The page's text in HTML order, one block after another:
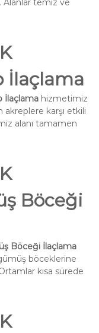
Alanlar temiz ve
İlaçlama
İlaçlamahizmetimiz
akreplere karşı etkili
alanı tamamen
Böceği
Böceği İlaçlama
böceklerine
kısa sürede